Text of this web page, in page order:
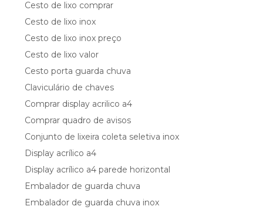
Cesto de lixo comprar
Cesto de lixo inox
Cesto de lixo inox preço
Cesto de lixo valor
Cesto porta guarda chuva
Claviculário de chaves
Comprar display acrilico a4
Comprar quadro de avisos
Conjunto de lixeira coleta seletiva inox
Display acrílico a4
Display acrílico a4 parede horizontal
Embalador de guarda chuva
Embalador de guarda chuva inox